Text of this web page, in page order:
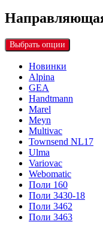
Выбрать опции
Новинки
Alpina
GEA
Handtmann
Marel
Meyn
Multivac
Townsend NL17
Ulma
Variovac
Webomatic
Поли 160
Поли 3430-18
Поли 3462
Поли 3463